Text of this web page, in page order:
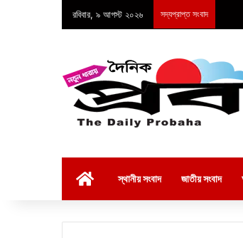
রবিবার, ৯ আগস্ট ২০২৬ সদ্যপ্রাপ্ত সংবাদ
স্থানীয় সংবাদ জাতীয় সংবাদ